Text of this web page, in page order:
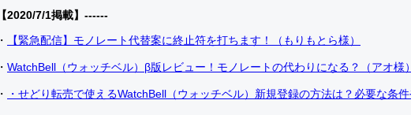
【2020/7/1掲載】------
・
【緊急配信】モノレート代替案に終止符を打ちます！（もりもとら様）
・ WatchBell（ウォッチベル）β版レビュー！モノレートの代わりになる？（アオ様
・ ・せどり転売で使えるWatchBell（ウォッチベル）新規登録の方法は？必要な条